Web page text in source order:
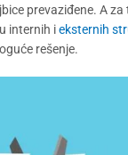
prevaziđene. A za
internih ieksternih
rešenje.